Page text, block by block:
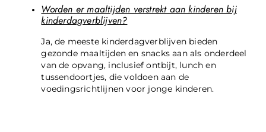
Worden er maaltijden verstrekt aan kinderen bij
kinderdagverblijven?
Ja, de meeste kinderdagverblijven bieden
gezonde maaltijden en snacks aan als onderdeel
van de opvang, inclusief ontbijt, lunch en
tussendoortjes, die voldoen aan de
voedingsrichtlijnen voor jonge kinderen.